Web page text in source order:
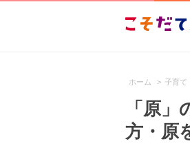
ホーム > 子育て
「原
方・原